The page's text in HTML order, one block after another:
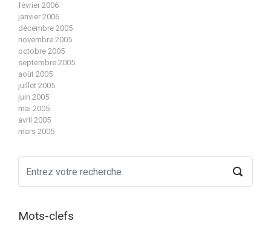
février 2006
janvier 2006
décembre 2005
novembre 2005
octobre 2005
septembre 2005
août 2005
juillet 2005
juin 2005
mai 2005
avril 2005
mars 2005
Mots-clefs